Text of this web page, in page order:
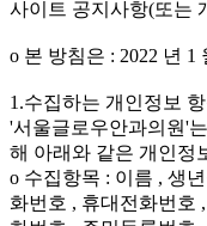
사이트 공지사항(또는
ο 본 방침은 : 2022 년 1
1.수집하는 개인정보
'서울글로우안과의원'
해 아래와 같은 개인정
ο 수집항목 : 이름 , 생
화번호 , 휴대전화번호